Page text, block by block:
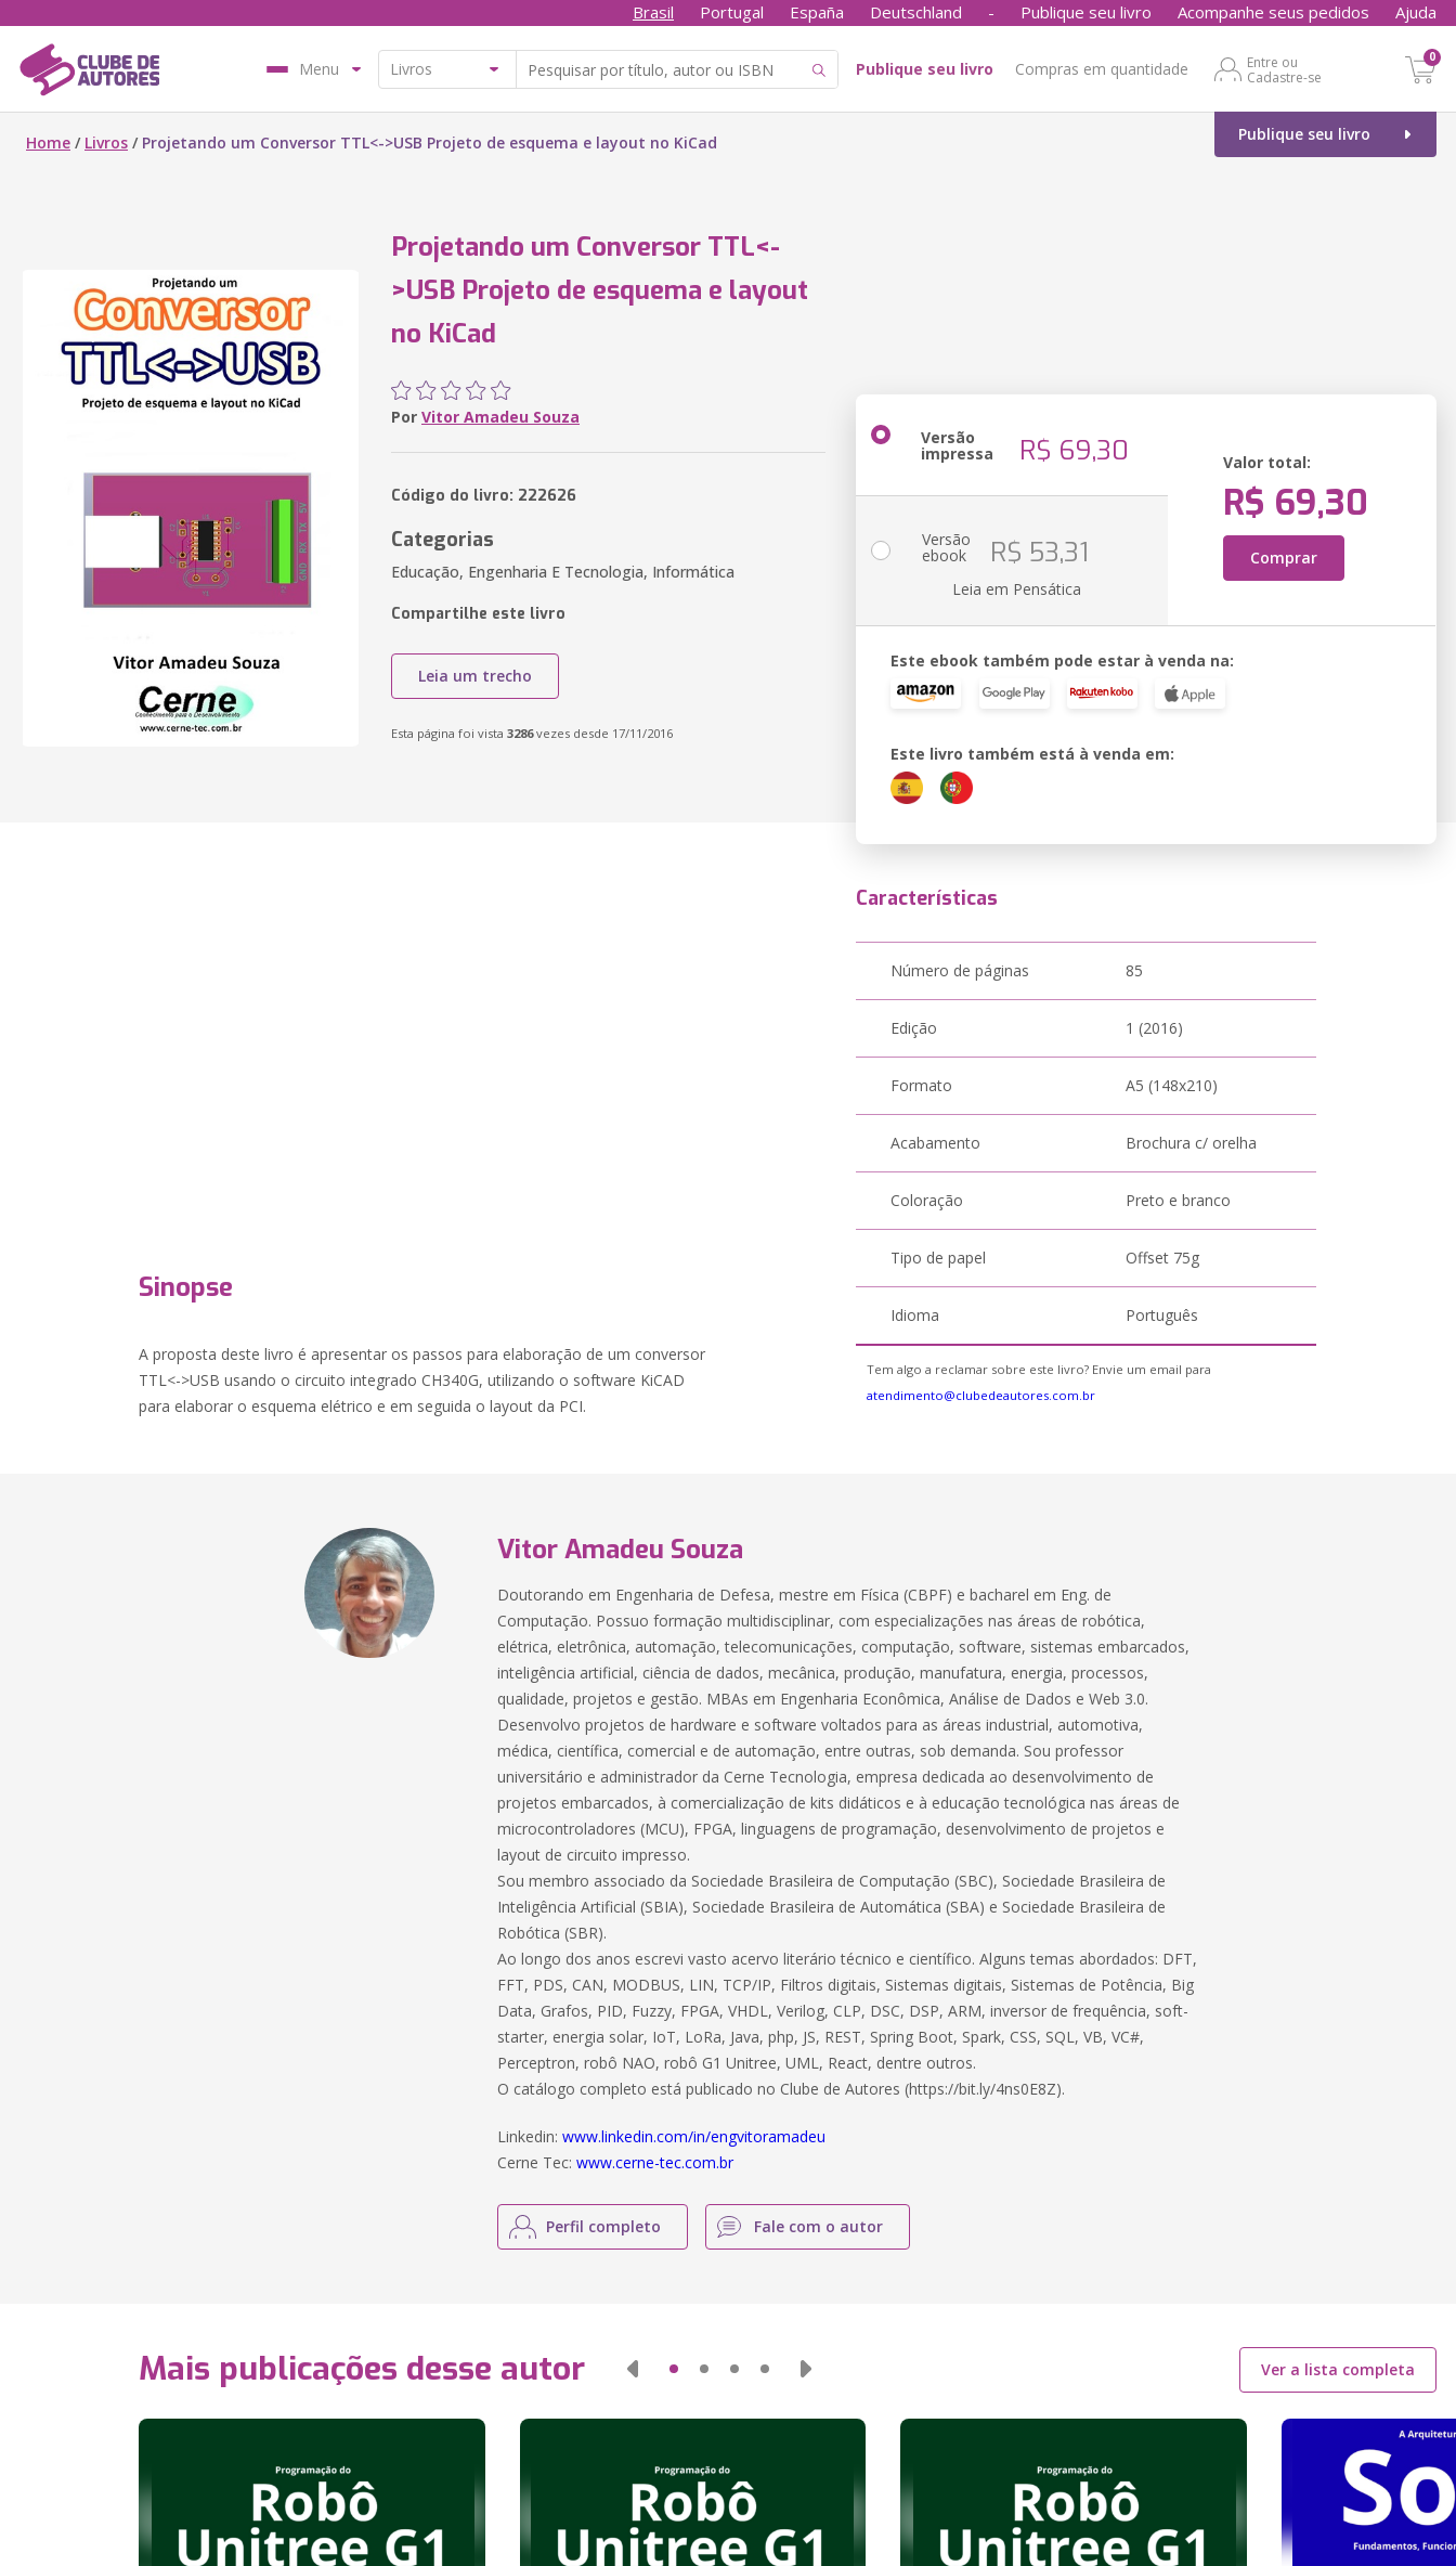
Brasil Portugal España Deutschland - Publique seu livro Acompanhe seus pedidos Ajuda
Menu Publique seu livro Compras em quantidade
Entre ou
Cadastre-se
0
Publique seu livro
Home / Livros / Projetando um Conversor TTL<->USB Projeto de esquema e layout no KiCad
Projetando um Conversor TTL<-
>USB Projeto de esquema e layout
no KiCad
Por Vitor Amadeu Souza
Código do livro: 222626
Categorias
Educação, Engenharia E Tecnologia, Informática
Compartilhe este livro
Leia um trecho
Esta página foi vista 3286vezes desde 17/11/2016
Versão
impressa R$ 69,30 Valor total:
R$ 69,30
Comprar
Versão
ebook R$ 53,31
Leia em Pensática
Este ebook também pode estar à venda na:
Este livro também está à venda em:
Sinopse
A proposta deste livro é apresentar os passos para elaboração de um conversor
TTL<->USB usando o circuito integrado CH340G, utilizando o software KiCAD
para elaborar o esquema elétrico e em seguida o layout da PCI.
Características
Número de páginas 85
Edição 1 (2016)
Formato A5 (148x210)
Acabamento Brochura c/ orelha
Coloração Preto e branco
Tipo de papel Offset 75g
Idioma Português
Tem algo a reclamar sobre este livro? Envie um email para
atendimento@clubedeautores.com.br
Vitor Amadeu Souza
Doutorando em Engenharia de Defesa, mestre em Física (CBPF) e bacharel em Eng. de
Computação. Possuo formação multidisciplinar, com especializações nas áreas de robótica,
elétrica, eletrônica, automação, telecomunicações, computação, software, sistemas embarcados,
inteligência artificial, ciência de dados, mecânica, produção, manufatura, energia, processos,
qualidade, projetos e gestão. MBAs em Engenharia Econômica, Análise de Dados e Web 3.0.
Desenvolvo projetos de hardware e software voltados para as áreas industrial, automotiva,
médica, científica, comercial e de automação, entre outras, sob demanda. Sou professor
universitário e administrador da Cerne Tecnologia, empresa dedicada ao desenvolvimento de
projetos embarcados, à comercialização de kits didáticos e à educação tecnológica nas áreas de
microcontroladores (MCU), FPGA, linguagens de programação, desenvolvimento de projetos e
layout de circuito impresso.
Sou membro associado da Sociedade Brasileira de Computação (SBC), Sociedade Brasileira de
Inteligência Artificial (SBIA), Sociedade Brasileira de Automática (SBA) e Sociedade Brasileira de
Robótica (SBR).
Ao longo dos anos escrevi vasto acervo literário técnico e científico. Alguns temas abordados: DFT,
FFT, PDS, CAN, MODBUS, LIN, TCP/IP, Filtros digitais, Sistemas digitais, Sistemas de Potência, Big
Data, Grafos, PID, Fuzzy, FPGA, VHDL, Verilog, CLP, DSC, DSP, ARM, inversor de frequência, soft-
starter, energia solar, IoT, LoRa, Java, php, JS, REST, Spring Boot, Spark, CSS, SQL, VB, VC#,
Perceptron, robô NAO, robô G1 Unitree, UML, React, dentre outros.
O catálogo completo está publicado no Clube de Autores (https://bit.ly/4ns0E8Z).
Linkedin:www.linkedin.com/in/engvitoramadeu
Cerne Tec:www.cerne-tec.com.br
Perfil completo Fale com o autor
Mais publicações desse autor Ver a lista completa